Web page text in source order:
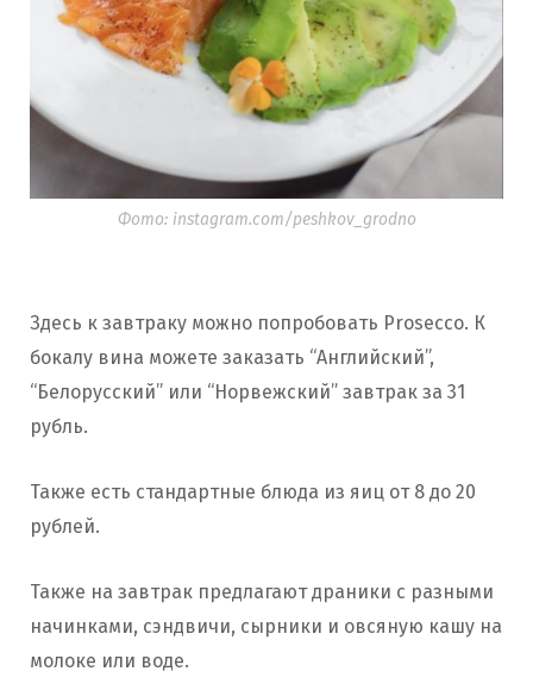
Фото: instagram.com/peshkov_grodno
Здесь к завтраку можно попробовать Prosecco. К
бокалу вина можете заказать “Английский”,
“Белорусский” или “Норвежский” завтрак за 31
рубль.
Также есть стандартные блюда из яиц от 8 до 20
рублей.
Также на завтрак предлагают драники с разными
начинками, сэндвичи, сырники и овсяную кашу на
молоке или воде.